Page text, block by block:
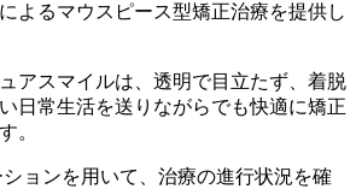
よるマウスピース型矯正治療を提供し
アスマイルは、透明で目立たず、着脱
日常生活を送りながらでも快適に矯正
。
ョンを用いて、治療の進行状況を確